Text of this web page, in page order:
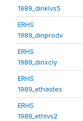
1989_dinklvs5
ERHS
1989_dinprodv
ERHS
1989_dinxcly
ERHS
1989_ethastes
ERHS
1989_ethlvs2